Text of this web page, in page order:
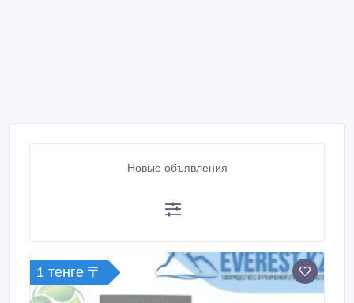
Новые объявления
1 тенге 〒